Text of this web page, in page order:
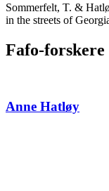
Sommerfelt, T. &
in the streets of
Fafo-forskere
Anne Hatløy